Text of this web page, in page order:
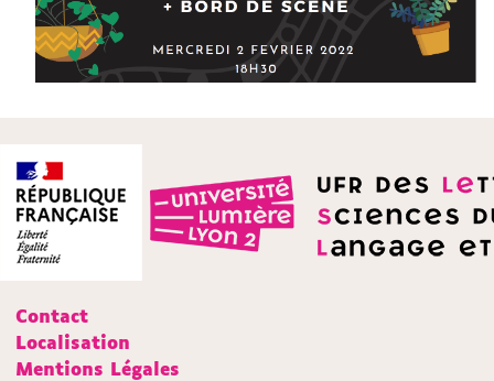
Contact
Localisation
Mentions Légales